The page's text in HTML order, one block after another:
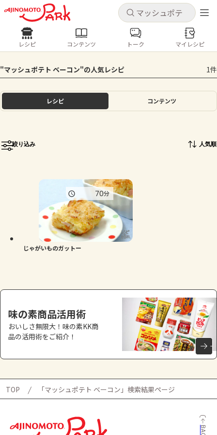
キャンセル
ログインするとレシピを保存できます
ログイン
ホーム
トーク
よくあるお問い合わせ
お買い物
キャンセル
レシピ コンテンツ
人気の食材・レシピ
きゅうり なす トマト
とうもろこし
レシピ コンテンツ トーク マイレシピ
"マッシュポテト ベーコン"の人気レシピ 1件
レシピ コンテンツ
絞り込み 人気順
じゃがいものガットー
70分
味の素商品活用術
おいしさ無限大！味の素KK商
品の活用術をご紹介！
TOP 「マッシュポテト ベーコン」検索結果ページ